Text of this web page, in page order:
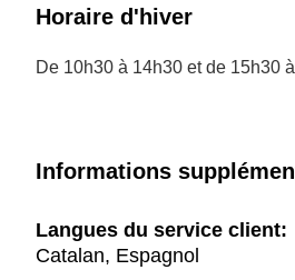
Horaire d'hiver
De 10h30 à 14h30 et de 15h30
Informations
Langues du service client:
Catalan, Espagnol